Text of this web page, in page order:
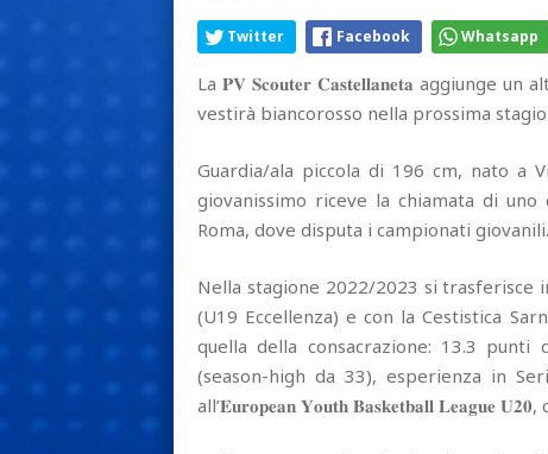
Twitter Facebook Whatsapp
La 𝐏𝐕 𝐒𝐜𝐨𝐮𝐭𝐞𝐫 𝐂𝐚𝐬𝐭𝐞𝐥𝐥𝐚𝐧𝐞𝐭𝐚 aggiunge
vestirà biancorosso nella prossima
Guardia/ala piccola di 196 cm, nato a
giovanissimo riceve la chiamata di
Roma, dove disputa i campionati giovanili.
Nella stagione 2022/2023 si trasferisce
(U19 Eccellenza) e con la Cestistica
quella della consacrazione: 13.3
(season-high da 33), esperienza in
all’𝐄𝐮𝐫𝐨𝐩𝐞𝐚𝐧 𝐘𝐨𝐮𝐭𝐡 𝐁𝐚𝐬𝐤𝐞𝐭𝐛𝐚𝐥𝐥 𝐋𝐞𝐚𝐠𝐮𝐞